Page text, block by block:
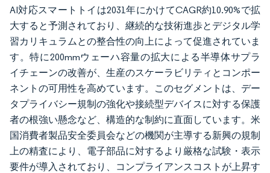
AI対応スマートトイは2031年にかけてCAGR約10.90%で拡
大すると予測されており、継続的な技術進歩とデジタル学
習カリキュラムとの整合性の向上によって促進されていま
す。特に200mmウェーハ容量の拡大による半導体サプラ
イチェーンの改善が、生産のスケーラビリティとコンポー
ネントの可用性を高めています。このセグメントは、デー
タプライバシー規制の強化や接続型デバイスに対する保護
者の根強い懸念など、構造的な制約に直面しています。米
国消費者製品安全委員会などの機関が主導する新興の規制
上の精査により、電子部品に対するより厳格な試験・表示
要件が導入されており、コンプライアンスコストが上昇す